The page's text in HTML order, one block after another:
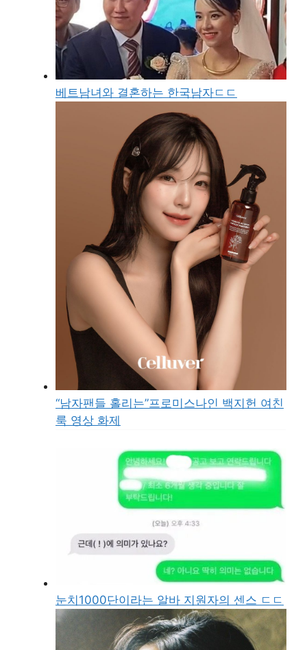
베트남녀와 결혼하는 한국남자ㄷㄷ
“남자팬들 홀리는”프로미스나인 백지헌 여친
룩 영상 화제
눈치1000단이라는 알바 지원자의 센스 ㄷㄷ